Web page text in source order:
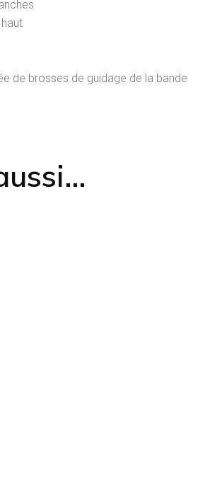
de brosses de guidage de la bande